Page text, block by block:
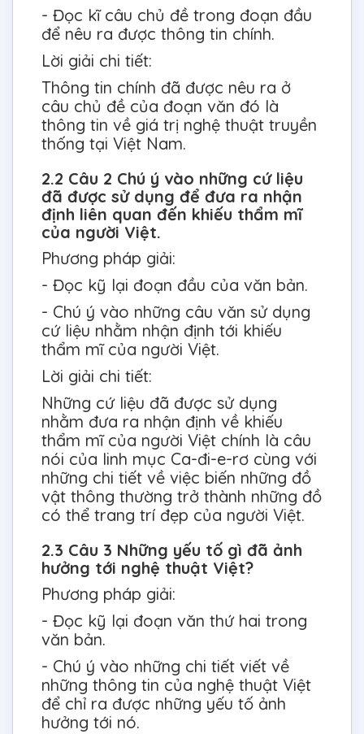
- Đọc kĩ câu chủ đề trong đoạn đầu
để nêu ra được thông tin chính.
Lời giải chi tiết:
Thông tin chính đã được nêu ra ở
câu chủ đề của đoạn văn đó là
thông tin về giá trị nghệ thuật truyền
thống tại Việt Nam.
2.2 Câu 2 Chú ý vào những cứ liệu
đã được sử dụng để đưa ra nhận
định liên quan đến khiếu thẩm mĩ
của người Việt.
Phương pháp giải:
- Đọc kỹ lại đoạn đầu của văn bản.
- Chú ý vào những câu văn sử dụng
cứ liệu nhằm nhận định tới khiếu
thẩm mĩ của người Việt.
Lời giải chi tiết:
Những cứ liệu đã được sử dụng
nhằm đưa ra nhận định về khiếu
thẩm mĩ của người Việt chính là câu
nói của linh mục Ca-đi-e-rơ cùng với
những chi tiết về việc biến những đồ
vật thông thường trở thành những đồ
có thể trang trí đẹp của người Việt.
2.3 Câu 3 Những yếu tố gì đã ảnh
hưởng tới nghệ thuật Việt?
Phương pháp giải:
- Đọc kỹ lại đoạn văn thứ hai trong
văn bản.
- Chú ý vào những chi tiết viết về
những thông tin của nghệ thuật Việt
để chỉ ra được những yếu tố ảnh
hưởng tới nó.